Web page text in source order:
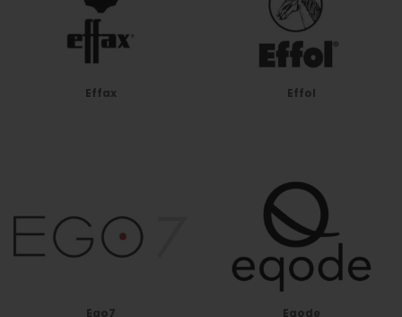
Effax Effol
Ego7 Eqode